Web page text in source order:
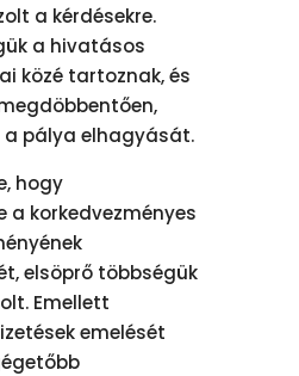
a kérdésekre.
a hivatásos
közé tartoznak, és
a pálya elhagyását.
hogy
korkedvezményes
elsöprő többségük
Emellett
emelését